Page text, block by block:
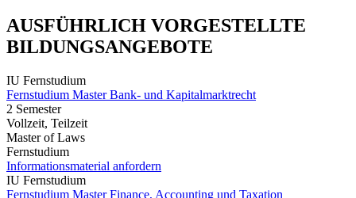
AUSFÜHRLICH VORGESTELLTE
BILDUNGSANGEBOTE
IU Fernstudium
Fernstudium Master Bank- und Kapitalmarktrecht
2 Semester
Vollzeit, Teilzeit
Master of Laws
Fernstudium
Informationsmaterial anfordern
IU Fernstudium
Fernstudium Master Finance, Accounting und Taxation